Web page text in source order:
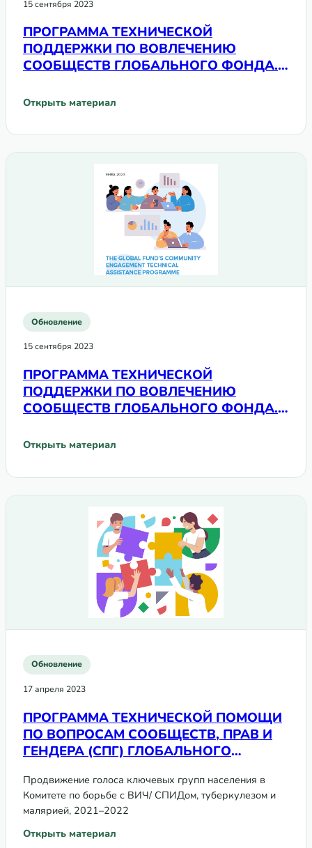
15 сентября 2023
ПРОГРАММА ТЕХНИЧЕСКОЙ
ПОДДЕРЖКИ ПО ВОВЛЕЧЕНИЮ
СООБЩЕСТВ ГЛОБАЛЬНОГО ФОНДА.
Открыть материал
: ПРОГРАММА ТЕХНИЧЕСКОЙ ПОДДЕРЖКИ ПО
Обновление
15 сентября 2023
ПРОГРАММА ТЕХНИЧЕСКОЙ
ПОДДЕРЖКИ ПО ВОВЛЕЧЕНИЮ
СООБЩЕСТВ ГЛОБАЛЬНОГО ФОНДА.
Открыть материал
: ПРОГРАММА ТЕХНИЧЕСКОЙ ПОДДЕРЖКИ ПО
Обновление
17 апреля 2023
ПРОГРАММА ТЕХНИЧЕСКОЙ ПОМОЩИ
ПО ВОПРОСАМ СООБЩЕСТВ, ПРАВ И
ГЕНДЕРА (СПГ) ГЛОБАЛЬНОГО
Республики
Продвижение голоса ключевых групп населения в
Комитете по борьбе с ВИЧ/ СПИДом, туберкулезом и
малярией, 2021–2022
Открыть материал
: ПРОГРАММА ТЕХНИЧЕСКОЙ ПОМОЩИ ПО ВОПРОСАМ